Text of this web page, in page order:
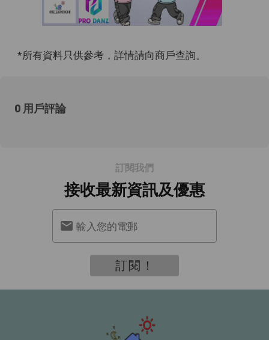
*所有資料只供參考，詳情請向商戶查詢。
0 用戶評論
訂閱我們
接收最新資訊及優惠
輸入您的電郵
訂閱！